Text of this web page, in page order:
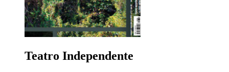
Teatro Independente